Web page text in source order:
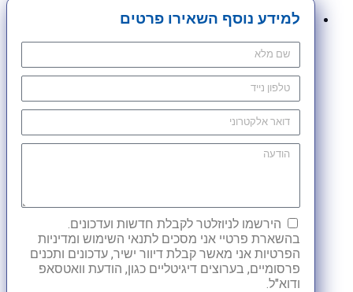
למידע נוסף השאירו פרטים
הירשמו לניוזלטר לקבלת חדשות ועדכונים.
בהשארת פרטיי אני מסכים לתנאי השימוש ומדיניות
הפרטיות אני מאשר קבלת דיוור ישיר, עדכונים ותכנים
פרסומיים, בערוצים דיגיטליים כגון, הודעת וואטסאפ
ודוא"ל.